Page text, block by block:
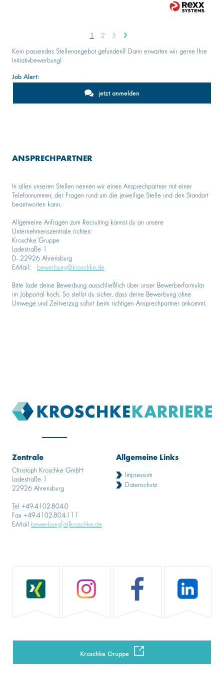
1 2 3
Kein passendes Stellenangebot gefunden? Dann erwarten wir gerne Ihre
Initiativbewerbung!
Job Alert:
jetzt anmelden
ANSPRECHPARTNER
In allen unseren Stellen nennen wir einen Ansprechpartner mit einer
Telefonnummer, der Fragen rund um die jeweilige Stelle und den Standort
beantworten kann.
Allgemeine Anfragen zum Recruiting kannst du an unsere
Unternehmenszentrale richten:
Kroschke Gruppe
Ladestraße 1
D- 22926 Ahrensburg
E-Mail: bewerbung@kroschke.de
Bitte lade deine Bewerbung ausschließlich über unser Bewerberformular
im Jobportal hoch. So stellst du sicher, dass deine Bewerbung ohne
Umwege und Zeitverzug sofort beim richtigen Ansprechpartner ankommt.
Zentrale
Christoph Kroschke GmbH
Ladestraße 1
22926 Ahrensburg
Tel +49-4102-804-0
Fax +49-4102-804-111
E-Mail bewerbung[at]kroschke.de
Allgemeine Links
Impressum
Datenschutz
Kroschke Gruppe